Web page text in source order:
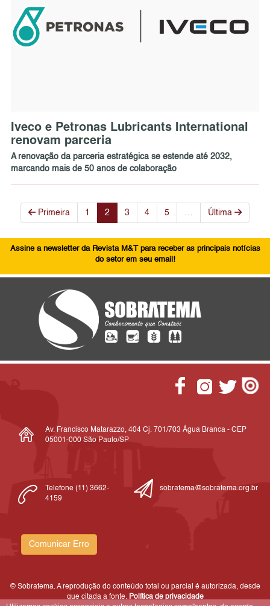
Iveco e Petronas Lubricants International
renovam parceria
A renovação da parceria estratégica se estende até 2032,
marcando mais de 50 anos de colaboração
Primeira 1 2 3 4 5 Última
Assine a newsletter da Revista M&T para receber as principais notícias
do setor em seu email!
Av. Francisco Matarazzo, 404 Cj. 701/703 Água Branca - CEP
05001-000 São Paulo/SP
Telefone (11) 3662-
4159
sobratema@sobratema.org.br
Comunicar Erro
© Sobratema. A reprodução do conteúdo total ou parcial é autorizada, desde
que citada a fonte. Política de privacidade